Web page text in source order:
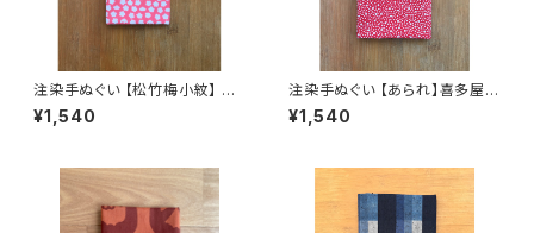
注染手ぬぐい 【松竹梅小紋】 喜
多屋商店 ピンク てぬぐい 日本
製
¥1,540
注染手ぬぐい 【あられ】喜多屋商
店 てぬぐい 赤エンジ 伝統柄 日
本製
¥1,540